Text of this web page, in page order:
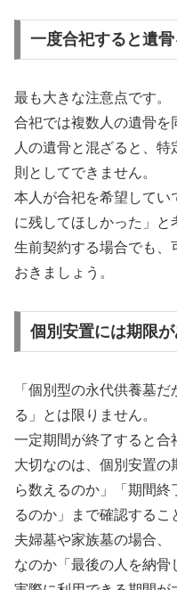
一度合祀すると遺
最も大きな注意点です。
合祀では複数人の遺骨を
人の遺骨と混ざると、
則としてできません。
本人が合祀を希望してい
に残してほしかった」と
生前契約する場合でも、
おきましょう。
個別安置には期限
「個別型の永代供養墓
る」とは限りません。
一定期間が終了すると合
大切なのは、個別安置
ら数えるのか」「期間終
るのか」まで確認するこ
夫婦墓や家族墓の場合、
なのか「最後の人を納骨